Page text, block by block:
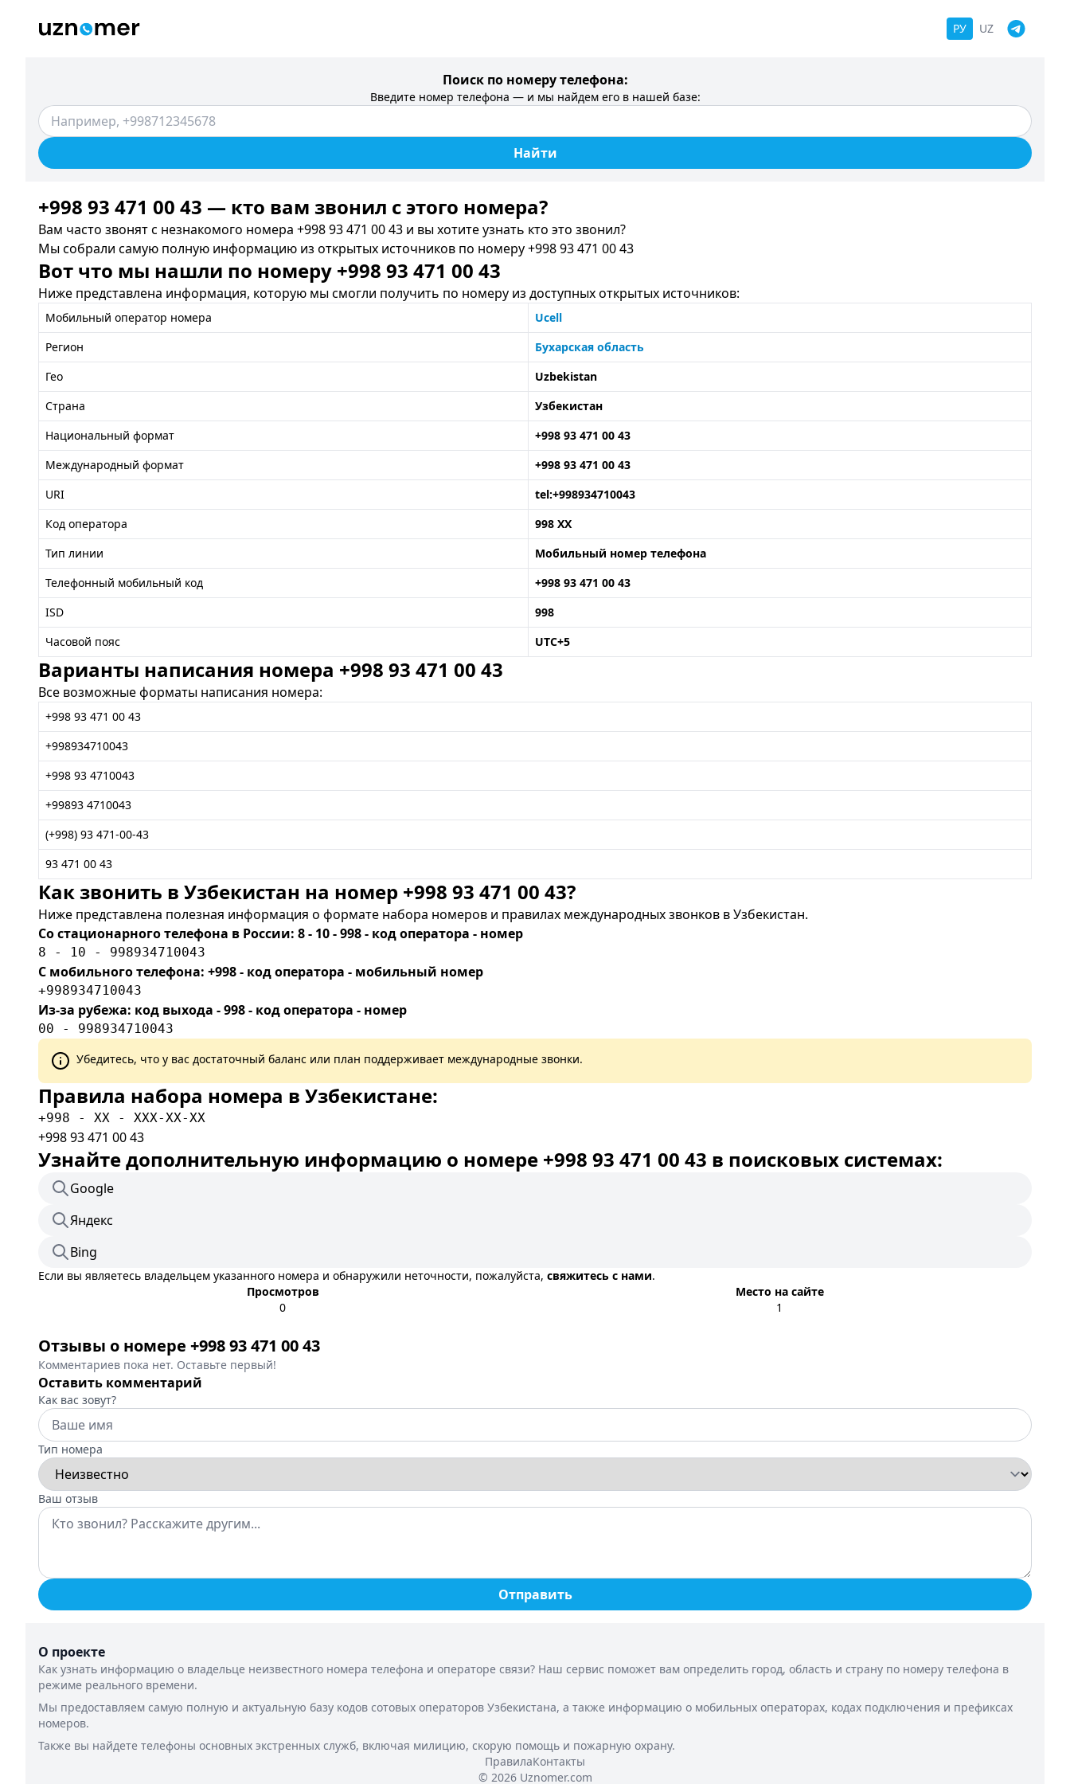
РУ UZ
Поиск по номеру телефона:
Введите номер телефона — и мы найдем его в нашей базе:
Найти
+998 93 471 00 43 — кто вам звонил c этого номера?
Вам часто звонят с незнакомого номера +998 93 471 00 43 и вы хотите узнать кто это звонил?
Мы собрали самую полную информацию из открытых источников по номеру +998 93 471 00 43
Вот что мы нашли по номеру +998 93 471 00 43
Ниже представлена информация, которую мы смогли получить по номеру из доступных открытых источников:
Мобильный оператор номера
Ucell
Регион
Бухарская область
Гео
Uzbekistan
Страна
Узбекистан
Национальный формат
+998 93 471 00 43
Международный формат
+998 93 471 00 43
URI
tel:+998934710043
Код оператора
998 XX
Тип линии
Мобильный номер телефона
Телефонный мобильный код
+998 93 471 00 43
ISD
998
Часовой пояс
UTC+5
Варианты написания номера +998 93 471 00 43
Все возможные форматы написания номера:
+998 93 471 00 43
+998934710043
+998 93 4710043
+99893 4710043
(+998) 93 471-00-43
93 471 00 43
Как звонить в Узбекистан на номер +998 93 471 00 43?
Ниже представлена полезная информация о формате набора номеров и правилах международных звонков в Узбекистан.
Со стационарного телефона в России: 8 - 10 - 998 - код оператора - номер
8 - 10 - 998934710043
С мобильного телефона: +998 - код оператора - мобильный номер
+998934710043
Из-за рубежа: код выхода - 998 - код оператора - номер
00 - 998934710043
Убедитесь, что у вас достаточный баланс или план поддерживает международные звонки.
Правила набора номера в Узбекистане:
+998 - XX - XXX-XX-XX
+998 93 471 00 43
Узнайте дополнительную информацию о номере +998 93 471 00 43 в поисковых системах:
Google
Яндекс
Bing
Если вы являетесь владельцем указанного номера и обнаружили неточности, пожалуйста, свяжитесь с нами.
Просмотров
0
Место на сайте
1
Отзывы о номере +998 93 471 00 43
Комментариев пока нет. Оставьте первый!
Оставить комментарий
Как вас зовут?
Тип номера
Ваш отзыв
Отправить
О проекте
Как узнать информацию о владельце неизвестного номера телефона и операторе связи? Наш сервис поможет вам определить город, область и страну по номеру телефона в
режиме реального времени.
Мы предоставляем самую полную и актуальную базу кодов сотовых операторов Узбекистана, а также информацию о мобильных операторах, кодах подключения и префиксах
номеров.
Также вы найдете телефоны основных экстренных служб, включая милицию, скорую помощь и пожарную охрану.
ПравилаКонтакты
© 2026 Uznomer.com